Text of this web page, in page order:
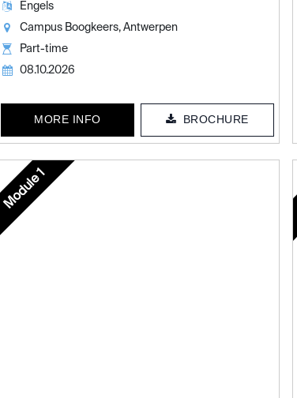
Engels
Campus Boogkeers, Antwerpen
Part-time
08.10.2026
MORE INFO BROCHURE
Module 1